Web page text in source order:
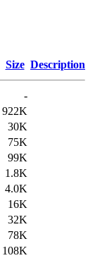
Size Description
-
922K
30K
75K
99K
1.8K
4.0K
16K
32K
78K
108K